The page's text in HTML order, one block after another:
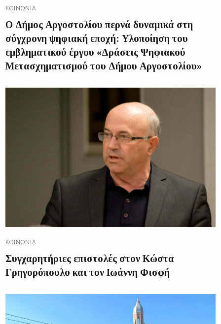
ΚΟΙΝΩΝΊΑ
Ο Δήμος Αργοστολίου περνά δυναμικά στη
σύγχρονη ψηφιακή εποχή: Υλοποίηση του
εμβληματικού έργου «Δράσεις Ψηφιακού
Μετασχηματισμού του Δήμου Αργοστολίου»
ΚΟΙΝΩΝΊΑ
Συγχαρητήριες επιστολές στον Κώστα
Γρηγορόπουλο και τον Ιωάννη Φισφή